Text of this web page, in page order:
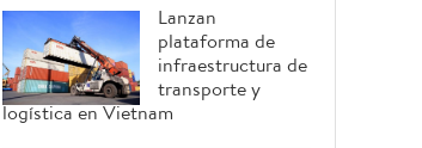
Lanzan
plataforma de
infraestructura de
transporte y
logística en Vietnam